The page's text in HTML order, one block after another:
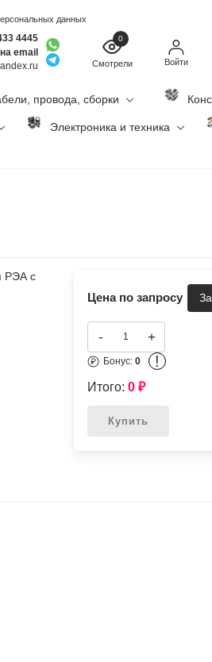
данных
4445
email
0
Смотрели Войти
провода, сборки
Электроника и техника
РЭА с
Цена по запросу
- +
Бонус: 0 !
Итого: 0 ₽
Купить